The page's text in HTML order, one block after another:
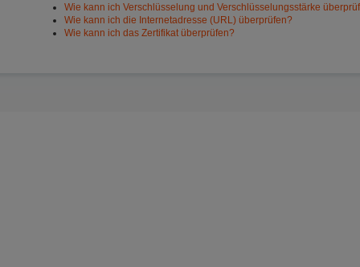
Wie kann ich Verschlüsselung und Verschlüsselungsstärke
Wie kann ich die Internetadresse (URL) überprüfen?
Wie kann ich das Zertifikat überprüfen?